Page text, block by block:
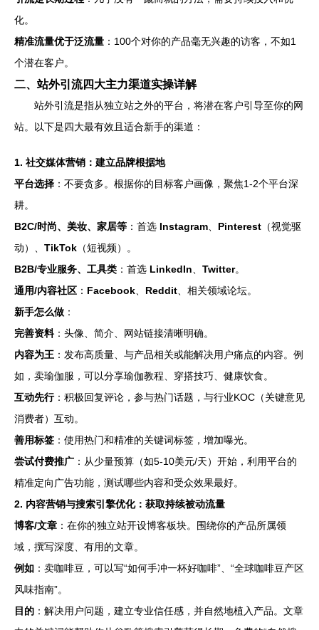
化。
精准流量优于泛流量 ：100个对你的产品毫无兴趣的访客，不如1
个潜在客户。
二、站外引流四大主力渠道实操详解
站外引流是指从独立站之外的平台，将潜在客户引导至你的网
站。以下是四大最有效且适合新手的渠道：
1. 社交媒体营销：建立品牌根据地
平台选择 ：不要贪多。根据你的目标客户画像，聚焦1-2个平台深
耕。
B2C/时尚、美妆、家居等 ：首选 Instagram Pinterest （视觉驱
动）、 TikTok （短视频）。
B2B/专业服务、工具类 ：首选 LinkedIn Twitter。
通用/内容社区 ： Facebook Reddit 、相关领域论坛。
新手怎么做 ：
完善资料：头像、简介、网站链接清晰明确。
内容为王 ：发布高质量、与产品相关或能解决用户痛点的内容。例
如，卖瑜伽服，可以分享瑜伽教程、穿搭技巧、健康饮食。
互动先行：积极回复评论，参与热门话题，与行业KOC（关键意见
消费者）互动。
善用标签 ：使用热门和精准的关键词标签，增加曝光。
尝试付费推广 ：从少量预算（如5-10美元/天）开始，利用平台的
精准定向广告功能，测试哪些内容和受众效果最好。
2. 内容营销与搜索引擎优化：获取持续被动流量
博客/文章 ：在你的独立站开设博客板块。围绕你的产品所属领
域，撰写深度、有用的文章。
例如 ：卖咖啡豆，可以写“如何手冲一杯好咖啡”、“全球咖啡豆产区
风味指南”。
目的 ：解决用户问题，建立专业信任感，并自然地植入产品。文章